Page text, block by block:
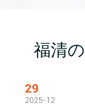
福清
29
2025-12